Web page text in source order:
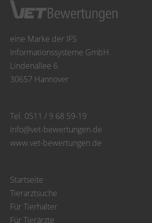
eine Marke der IFS
Informationssysteme GmbH
Lindenallee 6
30657 Hannover
Tel. 0511 / 9 68 59-19
info@vet-bewertungen.de
www.vet-bewertungen.de
Startseite
Tierarztsuche
Für Tierhalter
Für Tierärzte